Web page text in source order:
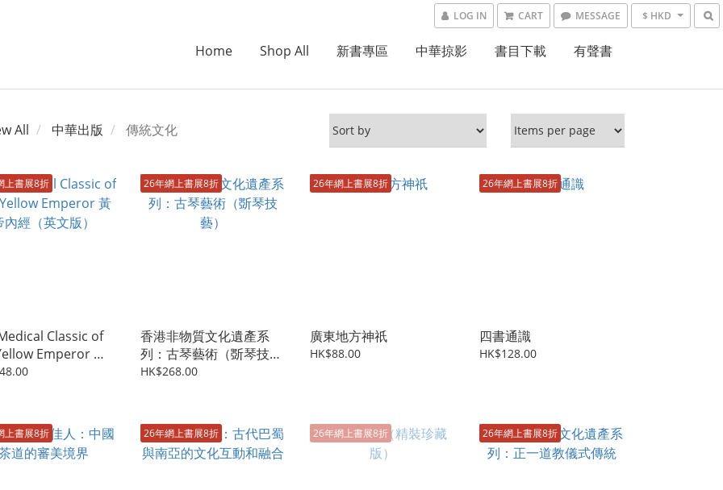
LOG IN CART MESSAGE $ HKD
Home Shop All 新書專區 中華掠影 書目下載 有聲書
All 中華出版 傳統文化
上書展8折
Classic of
Emperor 黃
（英文版）
26年網上書展8折
香港非物質文化遺產系
列：古琴藝術（斲琴技
藝）
HK$268.00
26年網上書展8折
廣東地方神祇
HK$88.00
26年網上書展8折
四書通識
HK$128.00
上書展8折 26年網上書展8折 26年網上書展8折 26年網上書展8折